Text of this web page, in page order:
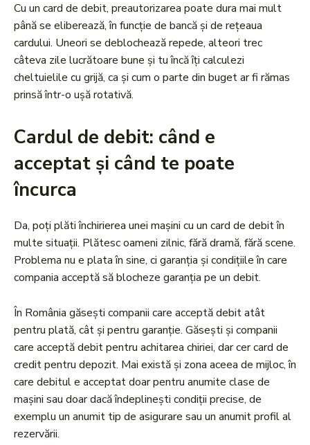
Cu un card de debit, preautorizarea poate dura mai mult
până se eliberează, în funcție de bancă și de rețeaua
cardului. Uneori se deblochează repede, alteori trec
câteva zile lucrătoare bune și tu încă îți calculezi
cheltuielile cu grijă, ca și cum o parte din buget ar fi rămas
prinsă într-o ușă rotativă.
Cardul de debit: când e
acceptat și când te poate
încurca
Da, poți plăti închirierea unei mașini cu un card de debit în
multe situații. Plătesc oameni zilnic, fără dramă, fără scene.
Problema nu e plata în sine, ci garanția și condițiile în care
compania acceptă să blocheze garanția pe un debit.
În România găsești companii care acceptă debit atât
pentru plată, cât și pentru garanție. Găsești și companii
care acceptă debit pentru achitarea chiriei, dar cer card de
credit pentru depozit. Mai există și zona aceea de mijloc, în
care debitul e acceptat doar pentru anumite clase de
mașini sau doar dacă îndeplinești condiții precise, de
exemplu un anumit tip de asigurare sau un anumit profil al
rezervării.